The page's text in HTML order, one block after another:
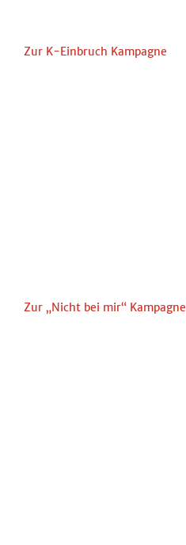
Zur K-Einbruch Kampagne
Zur „Nicht bei mir“ Kampagne